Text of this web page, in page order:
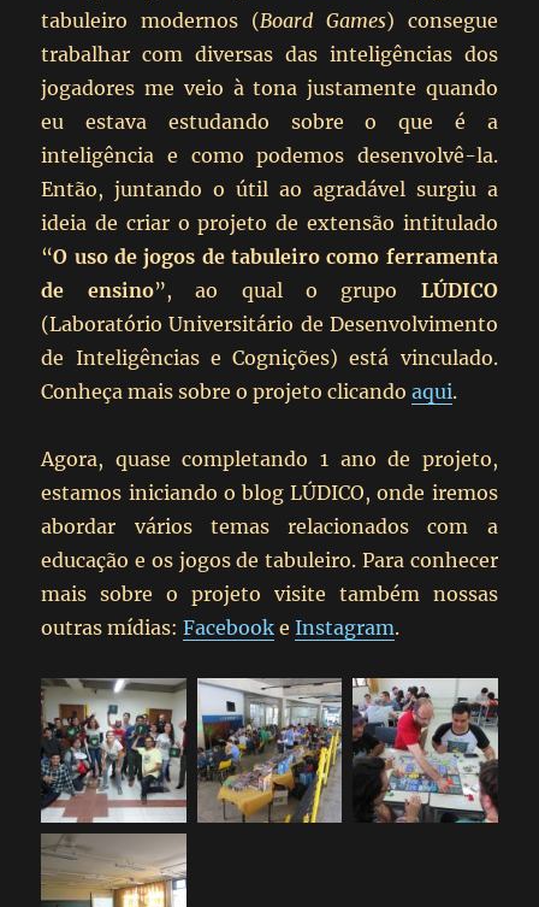
tabuleiro modernos (Board Games) consegue
trabalhar com diversas das inteligências dos
jogadores me veio à tona justamente quando
eu estava estudando sobre o que é a
inteligência e como podemos desenvolvê-la.
Então, juntando o útil ao agradável surgiu a
ideia de criar o projeto de extensão intitulado
“O uso de jogos de tabuleiro como ferramenta
de ensino”, ao qual o grupo LÚDICO
(Laboratório Universitário de Desenvolvimento
de Inteligências e Cognições) está vinculado.
Conheça mais sobre o projeto clicandoaqui.
Agora, quase completando 1 ano de projeto,
estamos iniciando o blog LÚDICO, onde iremos
abordar vários temas relacionados com a
educação e os jogos de tabuleiro. Para conhecer
mais sobre o projeto visite também nossas
outras mídias:Facebook eInstagram.